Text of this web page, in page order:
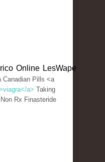
Online LesWape
Canadian Pills <a
a> Taking
Rx Finasteride